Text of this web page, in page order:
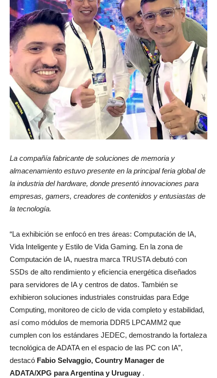
La compañía fabricante de soluciones de memoria y
almacenamiento estuvo presente en la principal feria global de
la industria del hardware, donde presentó innovaciones para
empresas, gamers, creadores de contenidos y entusiastas de
la tecnología.
“La exhibición se enfocó en tres áreas: Computación de IA,
Vida Inteligente y Estilo de Vida Gaming. En la zona de
Computación de IA, nuestra marca TRUSTA debutó con
SSDs de alto rendimiento y eficiencia energética diseñados
para servidores de IA y centros de datos. También se
exhibieron soluciones industriales construidas para Edge
Computing, monitoreo de ciclo de vida completo y estabilidad,
así como módulos de memoria DDR5 LPCAMM2 que
cumplen con los estándares JEDEC, demostrando la fortaleza
tecnológica de ADATA en el espacio de las PC con IA”,
destacó Fabio Selvaggio, Country Manager de
ADATA/XPG para Argentina y Uruguay .